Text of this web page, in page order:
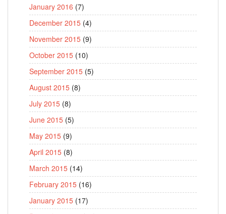
January 2016 (7)
December 2015 (4)
November 2015 (9)
October 2015 (10)
September 2015 (5)
August 2015 (8)
July 2015 (8)
June 2015 (5)
May 2015 (9)
April 2015 (8)
March 2015 (14)
February 2015 (16)
January 2015 (17)